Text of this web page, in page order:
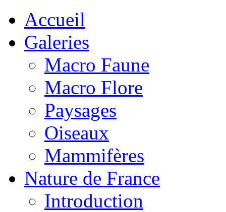
Accueil
Galeries
Macro Faune
Macro Flore
Paysages
Oiseaux
Mammifères
Nature de France
Introduction